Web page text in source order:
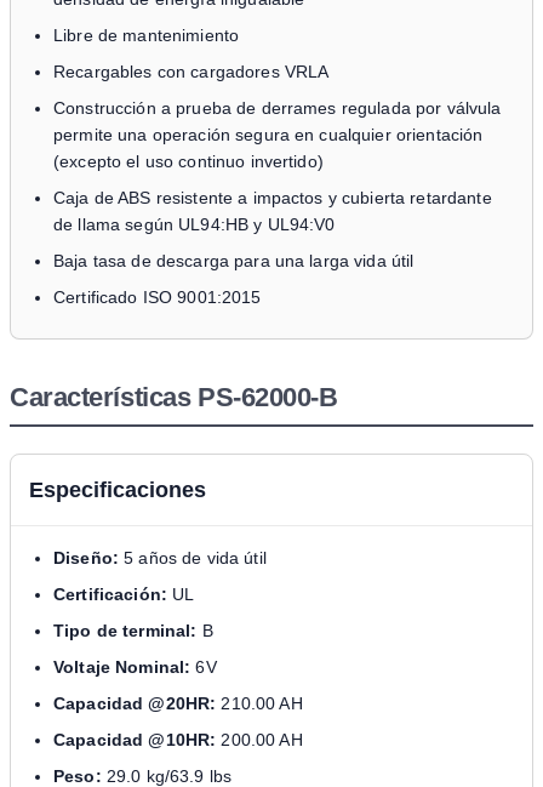
Libre de mantenimiento
Recargables con cargadores VRLA
Construcción a prueba de derrames regulada por válvula
permite una operación segura en cualquier orientación
(excepto el uso continuo invertido)
Caja de ABS resistente a impactos y cubierta retardante
de llama según UL94:HB y UL94:V0
Baja tasa de descarga para una larga vida útil
Certificado ISO 9001:2015
Características PS-62000-B
Especificaciones
Diseño: 5 años de vida útil
Certificación: UL
Tipo de terminal: B
Voltaje Nominal: 6V
Capacidad @20HR: 210.00 AH
Capacidad @10HR: 200.00 AH
Peso: 29.0 kg/63.9 lbs